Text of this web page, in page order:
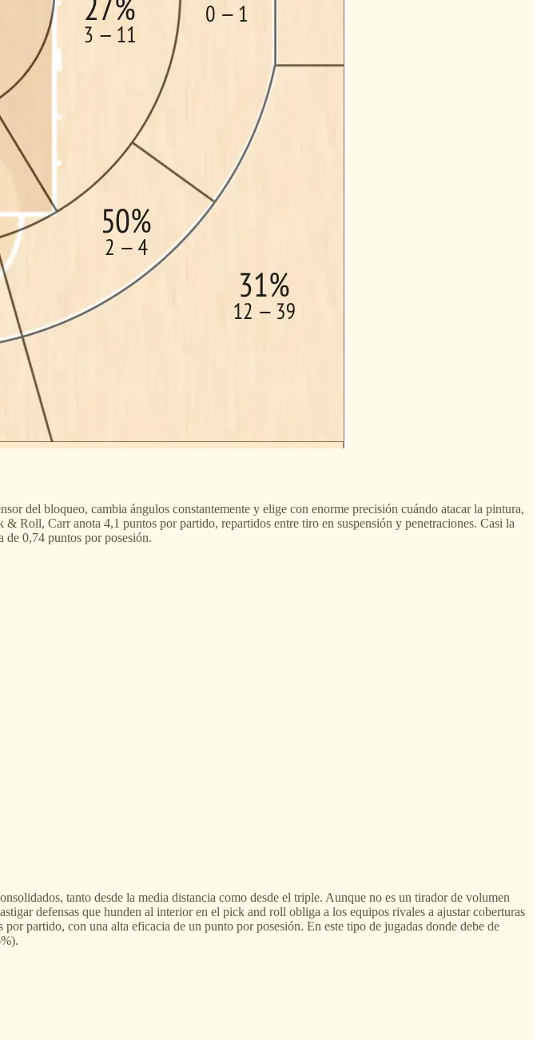
del bloqueo, cambia ángulos constantemente y elige con enorme precisión cuándo atacar la pintura,
Roll, Carr anota 4,1 puntos por partido, repartidos entre tiro en suspensión y penetraciones. Casi la
de 0,74 puntos por posesión.
tanto desde la media distancia como desde el triple. Aunque no es un tirador de volumen
defensas que hunden al interior en el pick and roll obliga a los equipos rivales a ajustar coberturas
partido, con una alta eficacia de un punto por posesión. En este tipo de jugadas donde debe de